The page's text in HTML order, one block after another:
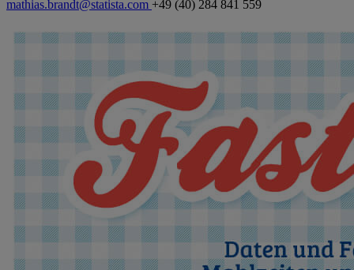
mathias.brandt@statista.com +49 (40) 284 841 559